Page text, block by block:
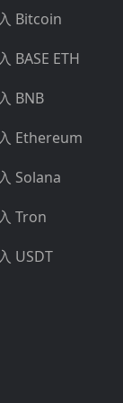
Bitcoin
BASE ETH
BNB
Ethereum
Solana
Tron
USDT